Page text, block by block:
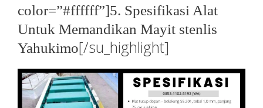
color=”#ffffff”]5. Spesifikasi Alat
Untuk Memandikan Mayit stenlis
Yahukimo[/su_highlight]